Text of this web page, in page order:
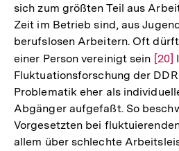
Auflösung
der
Fußnote
sich zum größten Teil aus
Zeit im Betrieb sind, aus
berufslosen Arbeitern. Oft
einer Person vereinigt sein Zur
der
[20]
Fluktuationsforschung der
Problematik eher als
Abgänger aufgefaßt. So
Vorgesetzten bei
allem über schlechte